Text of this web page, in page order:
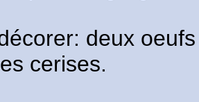
deux
cerises.